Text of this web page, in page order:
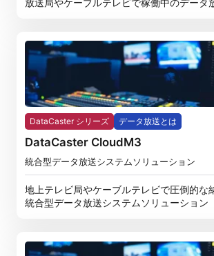
DataCaster シリーズ データ放送とは
DataCaster CloudM3
統合型データ放送システムソリューション
地上テレビ局やケーブルテレビで圧倒的な
統合型データ放送システムソリューション